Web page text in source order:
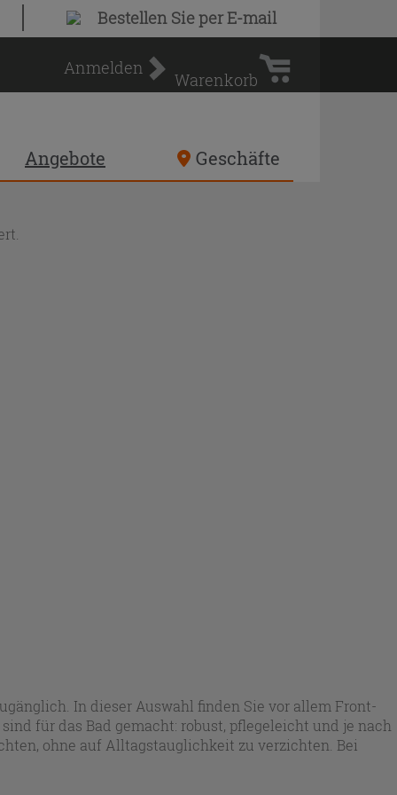
Bestellen Sieper E-mail
Anmelden
Warenkorb
Warenkorb
Angebote Geschäfte
In dieser Auswahl finden Sie vor allem Front-
für das Bad gemacht: robust, pflegeleicht und je nach
ohne auf Alltagstauglichkeit zu verzichten. Bei